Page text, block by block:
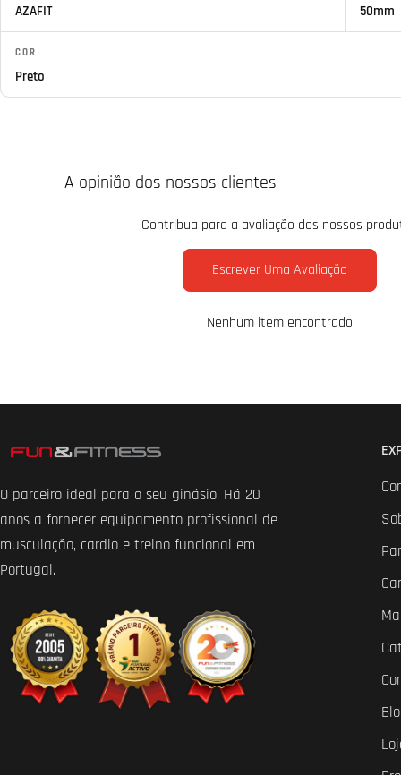
AZAFIT 50mm
COR
Preto
A opinião dos nossos clientes
Contribua para a avaliação dos nossos
Escrever Uma Avaliação
Nenhum item encontrado
O parceiro ideal para o seu ginásio. Há 20
anos a fornecer equipamento profissional de
musculação, cardio e treino funcional em
Portugal.